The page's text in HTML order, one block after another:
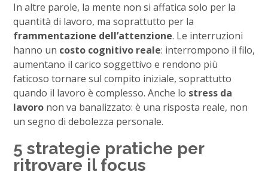
In altre parole, la mente non si affatica solo per la
quantità di lavoro, ma soprattutto per la
frammentazione dell’attenzione. Le interruzioni
hanno un costo cognitivo reale: interrompono il filo,
aumentano il carico soggettivo e rendono più
faticoso tornare sul compito iniziale, soprattutto
quando il lavoro è complesso. Anche lo stress da
lavoro non va banalizzato: è una risposta reale, non
un segno di debolezza personale.
5 strategie pratiche per
ritrovare il focus